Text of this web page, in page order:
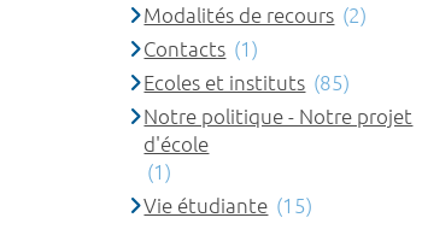
Modalités de recours (2)
Contacts (1)
Ecoles et instituts (85)
Notre politique - Notre projet
d'école
(1)
Vie étudiante (15)